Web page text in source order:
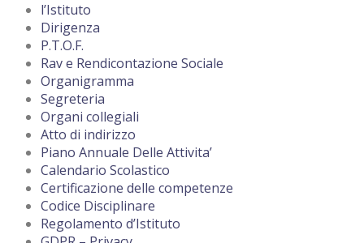
l’Istituto
Dirigenza
P.T.O.F.
Rav e Rendicontazione Sociale
Organigramma
Segreteria
Organi collegiali
Atto di indirizzo
Piano Annuale Delle Attivita’
Calendario Scolastico
Certificazione delle competenze
Codice Disciplinare
Regolamento d’Istituto